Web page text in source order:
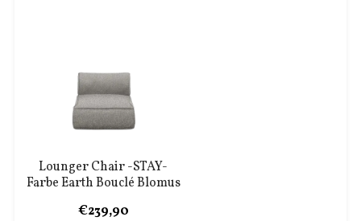
Lounger Chair -STAY-
Farbe Earth Bouclé Blomus
€239,90